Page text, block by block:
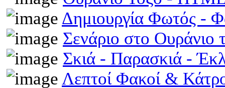
Δημιουργία Φωτός -
Σενάριο στο Ουράνιο
Σκιά - Παρασκιά -
Λεπτοί Φακοί &